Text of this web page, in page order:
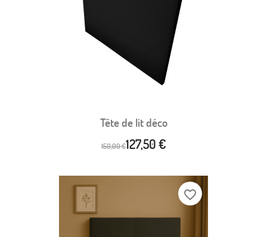
Tête de lit déco
150,00 €127,50 €
favorite_border